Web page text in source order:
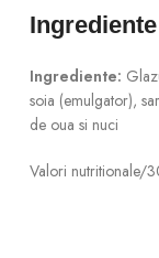
Ingrediente:
soia (emulgator),
de oua si nuci
Valori nutritionale/